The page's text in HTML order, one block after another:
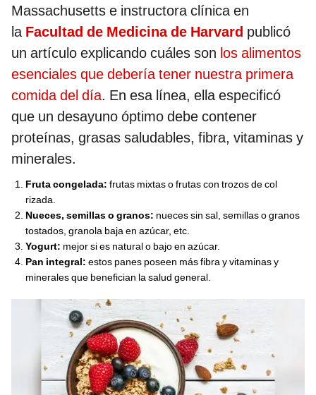
Massachusetts e instructora clínica en
la Facultad de Medicina de Harvard publicó
un artículo explicando cuáles son los alimentos
esenciales que debería tener nuestra primera
comida del día. En esa línea, ella especificó
que un desayuno óptimo debe contener
proteínas, grasas saludables, fibra, vitaminas y
minerales.
Fruta congelada: frutas mixtas o frutas con trozos de col
rizada.
Nueces, semillas o granos: nueces sin sal, semillas o granos
tostados, granola baja en azúcar, etc.
Yogurt: mejor si es natural o bajo en azúcar.
Pan integral: estos panes poseen más fibra y vitaminas y
minerales que benefician la salud general.